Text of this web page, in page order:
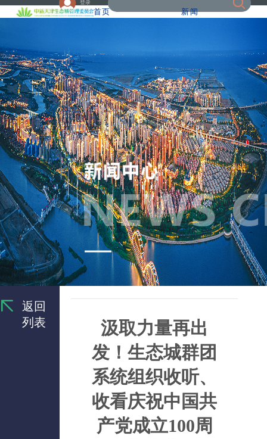
登录
首页 新闻
返回
列表
汲取力量再出
发！生态城群团
系统组织收听、
收看庆祝中国共
产党成立100周